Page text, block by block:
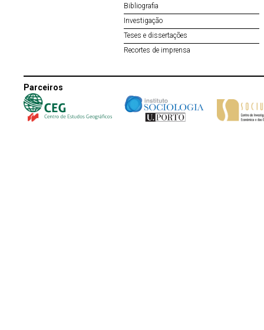
Bibliografia
Investigação
Teses e dissertações
Recortes de imprensa
Parceiros